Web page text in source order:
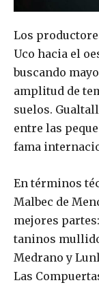
Los
Uco hacia el
buscando
amplitud de
suelos.
entre las
fama
En términos
Malbec de
mejores
taninos
Medrano y
Las